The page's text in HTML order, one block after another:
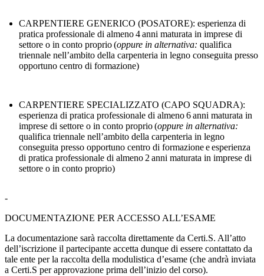
CARPENTIERE GENERICO (POSATORE): esperienza di
pratica professionale di almeno 4 anni maturata in imprese di
settore o in conto proprio (oppure in alternativa: qualifica
triennale nell’ambito della carpenteria in legno conseguita presso
opportuno centro di formazione)
CARPENTIERE SPECIALIZZATO (CAPO SQUADRA):
esperienza di pratica professionale di almeno 6 anni maturata in
imprese di settore o in conto proprio (oppure in alternativa:
qualifica triennale nell’ambito della carpenteria in legno
conseguita presso opportuno centro di formazione e esperienza
di pratica professionale di almeno 2 anni maturata in imprese di
settore o in conto proprio)
-
DOCUMENTAZIONE PER ACCESSO ALL’ESAME
La documentazione sarà raccolta direttamente da Certi.S. All’atto
dell’iscrizione il partecipante accetta dunque di essere contattato da
tale ente per la raccolta della modulistica d’esame (che andrà inviata
a Certi.S per approvazione prima dell’inizio del corso).